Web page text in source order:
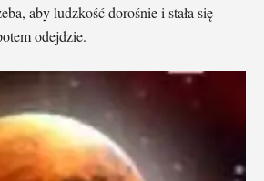
aby ludzkość dorośnie i stała się
odejdzie.